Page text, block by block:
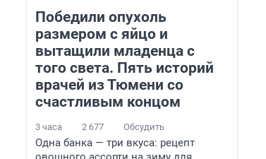
Победили опухоль
размером с яйцо и
вытащили младенца с
того света. Пять историй
врачей из Тюмени со
счастливым концом
3 часа 2 677 Обсудить
Одна банка — три вкуса: рецепт